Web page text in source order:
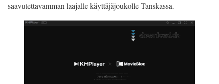
saavutettavamman laajalle käyttäjäjoukolle Tanskassa.